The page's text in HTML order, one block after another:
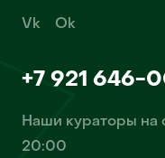
Vk Ok
+7 921 646-
Наши кураторы на
20:00